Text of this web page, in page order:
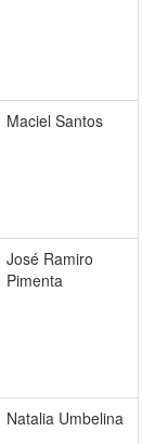
Maciel Santos
José Ramiro
Pimenta
Natalia Umbelina